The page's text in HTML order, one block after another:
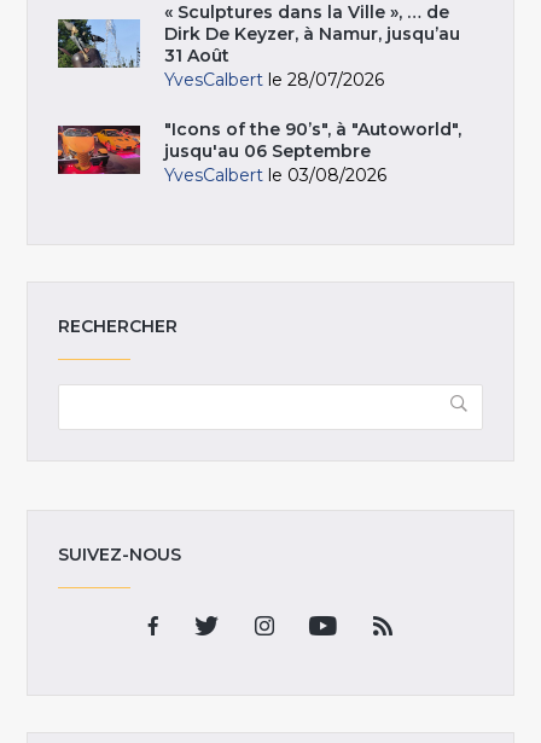
« Sculptures dans la Ville », … de
Dirk De Keyzer, à Namur, jusqu’au
31 Août
YvesCalbert le 28/07/2026
"Icons of the 90’s", à "Autoworld",
jusqu'au 06 Septembre
YvesCalbert le 03/08/2026
RECHERCHER
SUIVEZ-NOUS